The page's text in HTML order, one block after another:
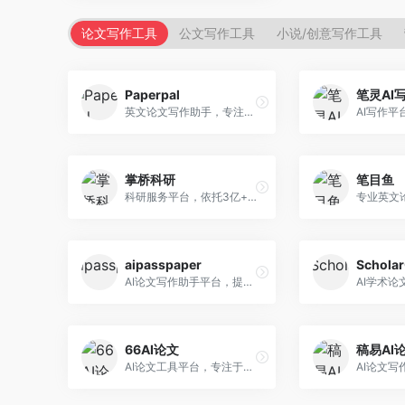
论文写作工具 公文写作工具 小说/创意写作工具
Paperpal
英文论文写作助手，专注于学术英语润色。面向需要发表国际期刊的研究者，提供语法检查、学术表达优化、格式规范等服务，英语表达地道专业。
笔灵AI
掌桥科研
科研服务平台，依托3亿+真实文献数据库。面向学术研究者和学生，提供文献检索、论文写作、科研数据分析等服务，文献资源丰富，学术支持专业。
笔目鱼
aipasspaper
AI论文写作助手平台，提供智能化的学术写作支持。面向大学生和研究人员，支持多种学科论文生成，提供参考文献管理和格式规范服务，写作效率高。
66AI论文
AI论文工具平台，专注于高质量低查重论文生成。面向大学生和研究生，提供论文写作、降重修改等服务，生成内容原创度高，查重率低。
稿易AI